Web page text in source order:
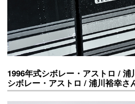
1996年式シボレー・アストロ / 浦
シボレー・アストロ / 浦川裕幸さ